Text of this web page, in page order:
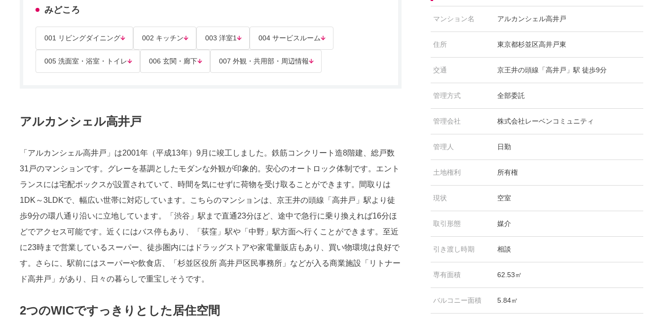
みどころ
001 リビングダイニング 002 キッチン 003 洋室1 004 サービスルーム
005 洗面室・浴室・トイレ 006 玄関・廊下 007 外観・共用部・周辺情報
アルカンシェル高井戸
「アルカンシェル高井戸」は2001年（平成13年）9月に竣工しました。鉄筋コンクリート造8階建、総戸数
31戸のマンションです。グレーを基調としたモダンな外観が印象的。安心のオートロック体制です。エント
ランスには宅配ボックスが設置されていて、時間を気にせずに荷物を受け取ることができます。間取りは
1DK～3LDKで、幅広い世帯に対応しています。こちらのマンションは、京王井の頭線「高井戸」駅より徒
歩9分の環八通り沿いに立地しています。「渋谷」駅まで直通23分ほど、途中で急行に乗り換えれば16分ほ
どでアクセス可能です。近くにはバス停もあり、「荻窪」駅や「中野」駅方面へ行くことができます。至近
に23時まで営業しているスーパー、徒歩圏内にはドラッグストアや家電量販店もあり、買い物環境は良好で
す。さらに、駅前にはスーパーや飲食店、「杉並区役所 高井戸区民事務所」などが入る商業施設「リトナー
ド高井戸」があり、日々の暮らしで重宝しそうです。
2つのWICですっきりとした居住空間
マンション名 アルカンシェル高井戸
住所 東京都杉並区高井戸東
交通 京王井の頭線「高井戸」駅 徒歩9分
管理方式 全部委託
管理会社 株式会社レーベンコミュニティ
管理人 日勤
土地権利 所有権
現状 空室
取引形態 媒介
引き渡し時期 相談
専有面積 62.53㎡
バルコニー面積 5.84㎡